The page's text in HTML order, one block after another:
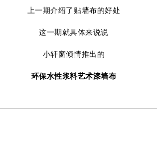
上一期介绍了贴墙布的好处
这一期就具体来说说
小轩窗倾情推出的
环保水性浆料艺术漆墙布